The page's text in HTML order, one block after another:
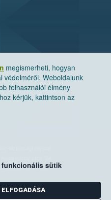
megismerheti, hogyan
védelméről. Weboldalunk
felhasználói élmény
kérjük, kattintson az
sütik
biztonsági Hivatal
Budapest. Pf. 30.